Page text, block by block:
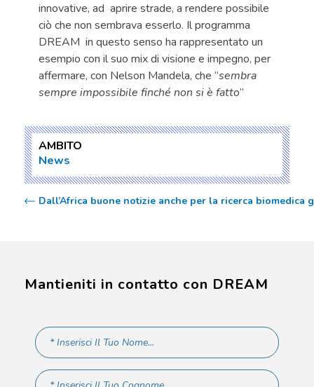
innovative, ad aprire strade, a rendere possibile
ciò che non sembrava esserlo. Il programma
DREAM in questo senso ha rappresentato un
esempio con il suo mix di visione e impegno, per
affermare, con Nelson Mandela, che “sembra
sempre impossibile finché non si è fatto”
AMBITO
News
Dall’Africa buone notizie anche per la ricerca biomedica
Mantieniti in contatto con DREAM